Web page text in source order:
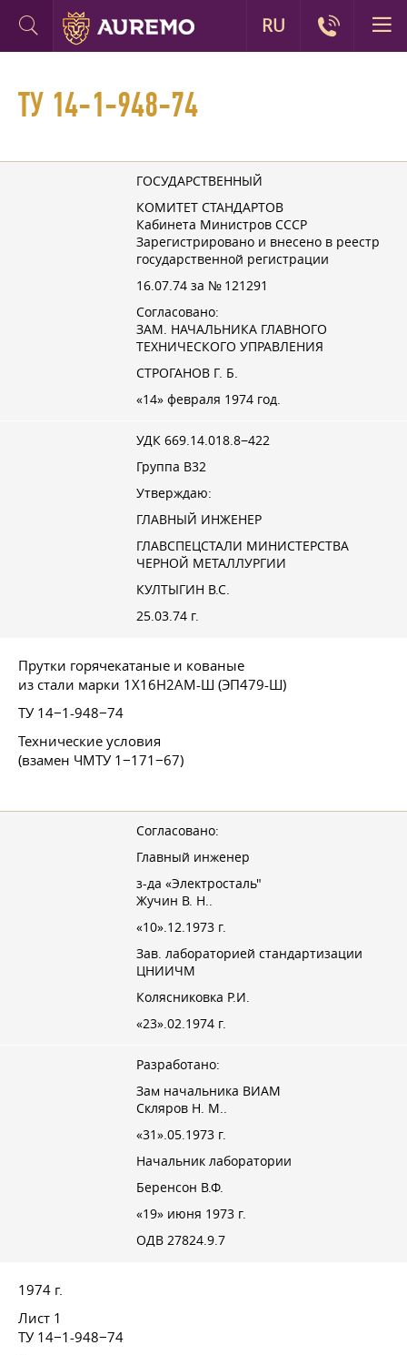
ТУ 14-1-948-74
ГОСУДАРСТВЕННЫЙ
КОМИТЕТ СТАНДАРТОВ
Кабинета Министров СССР
Зарегистрировано и внесено в реестр
государственной регистрации
16.07.74 за № 121291
Согласовано:
ЗАМ. НАЧАЛЬНИКА ГЛАВНОГО
ТЕХНИЧЕСКОГО УПРАВЛЕНИЯ
СТРОГАНОВ Г. Б.
«14» февраля 1974 год.
УДК 669.14.018.8−422
Группа В32
Утверждаю:
ГЛАВНЫЙ ИНЖЕНЕР
ГЛАВСПЕЦСТАЛИ МИНИСТЕРСТВА
ЧЕРНОЙ МЕТАЛЛУРГИИ
КУЛТЫГИН В.С.
25.03.74 г.
Прутки горячекатаные и кованые
из стали марки 1Х16Н2АМ-Ш (ЭП479-Ш)
ТУ 14−1-948−74
Технические условия
(взамен ЧМТУ 1−171−67)
Согласовано:
Главный инженер
з-да «Электросталь"
Жучин В. Н..
«10».12.1973 г.
Зав. лабораторией стандартизации
ЦНИИЧМ
Колясниковка Р.И.
«23».02.1974 г.
Разработано:
Зам начальника ВИАМ
Скляров Н. М..
«31».05.1973 г.
Начальник лаборатории
Беренсон В.Ф.
«19» июня 1973 г.
ОДВ 27824.9.7
1974 г.
Лист 1
ТУ 14−1-948−74
RU